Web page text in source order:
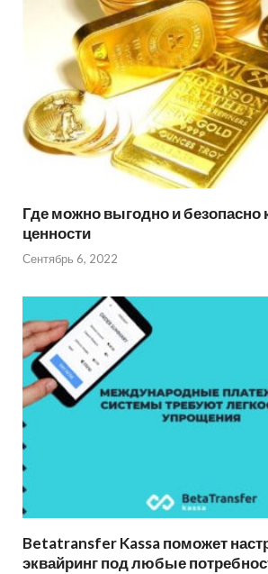
Где можно выгодно и безопасно
ценности
Сентябрь 6, 2022
Betatransfer Kassa поможет
эквайринг под любые